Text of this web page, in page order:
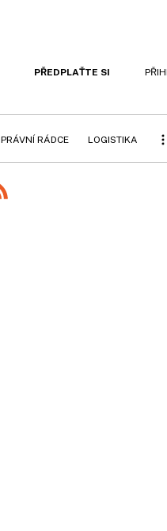
PŘEDPLAŤTE SI
PRÁVNÍ RÁDCE LOGISTIKA